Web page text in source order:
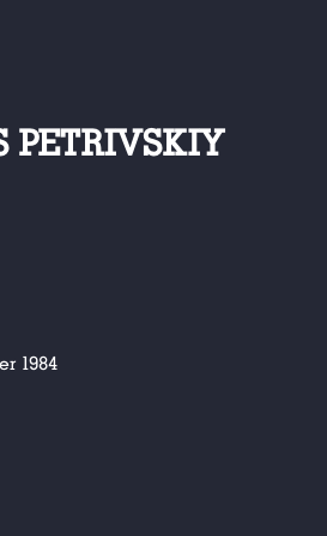
PETRIVSKIY
1984